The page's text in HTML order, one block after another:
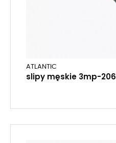
ATLANTIC
slipy męskie 3mp-206